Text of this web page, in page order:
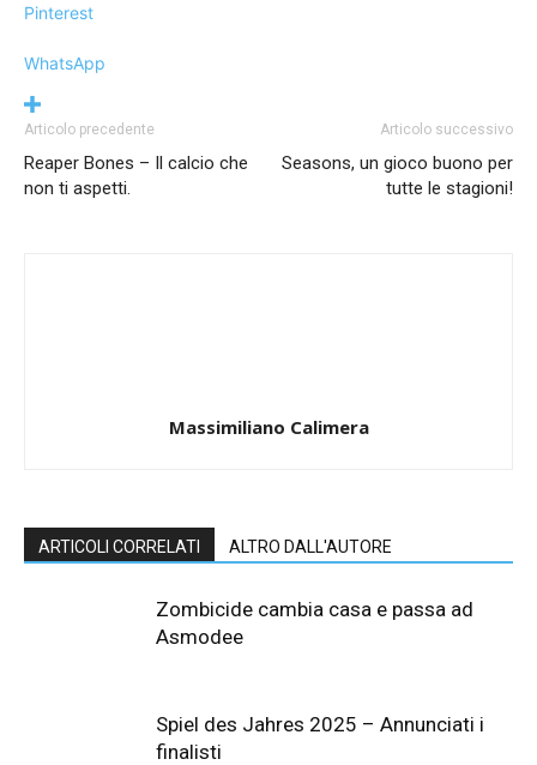
Pinterest
WhatsApp
Articolo precedente
Reaper Bones – Il calcio che
non ti aspetti.
Articolo successivo
Seasons, un gioco buono per
tutte le stagioni!
Massimiliano Calimera
ARTICOLI CORRELATI ALTRO DALL'AUTORE
Zombicide cambia casa e passa ad
Asmodee
Spiel des Jahres 2025 – Annunciati i
finalisti